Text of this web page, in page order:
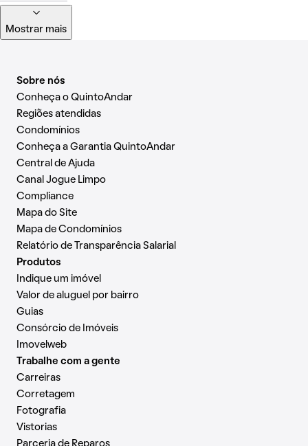
Mostrar mais
Sobre nós
Conheça o QuintoAndar
Regiões atendidas
Condomínios
Conheça a Garantia QuintoAndar
Central de Ajuda
Canal Jogue Limpo
Compliance
Mapa do Site
Mapa de Condomínios
Relatório de Transparência Salarial
Produtos
Indique um imóvel
Valor de aluguel por bairro
Guias
Consórcio de Imóveis
Imovelweb
Trabalhe com a gente
Carreiras
Corretagem
Fotografia
Vistorias